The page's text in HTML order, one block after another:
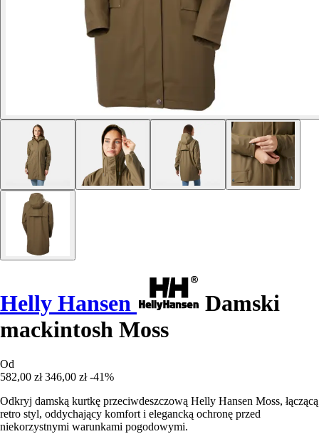
Helly Hansen
Damski
mackintosh Moss
Od
582,00 zł 346,00 zł -41%
Odkryj damską kurtkę przeciwdeszczową Helly Hansen Moss, łączącą
retro styl, oddychający komfort i elegancką ochronę przed
niekorzystnymi warunkami pogodowymi.